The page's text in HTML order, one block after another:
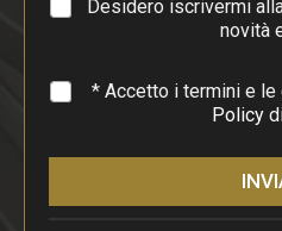
f
Desidero iscrivermi
novità
* * Accetto i termini e
Policy